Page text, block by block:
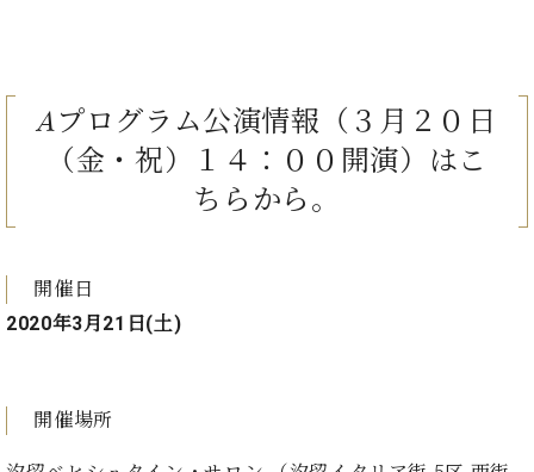
Aプログラム公演情報（３月２０日
（金・祝）１４：００開演）は こ
ちら から。
開催日
2020年3月21日(土)
開催場所